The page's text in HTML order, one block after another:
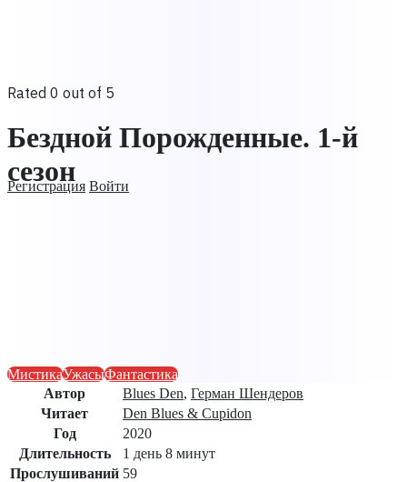
Регистрация Войти
Rated 0 out of 5
Бездной Порожденные. 1-й
сезон
МистикаУжасыФантастика
Автор
Blues Den, Герман Шендеров
Читает
Den Blues & Cupidon
Год
2020
Длительность
1 день 8 минут
Прослушиваний 59